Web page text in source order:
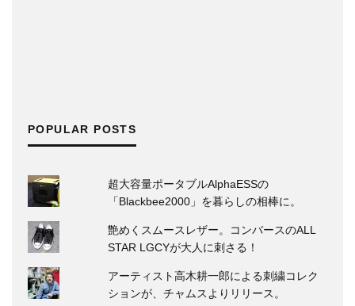
POPULAR POSTS
超大容量ポータブルAlphaESSの
「Blackbee2000」を暮らしの相棒に。
艶めくスムースレザー。コンバースのALL
STAR LGCYが大人に刺さる！
アーティスト高木耕一郎による刺繍コレク
ションが、チャムスよりリリース。